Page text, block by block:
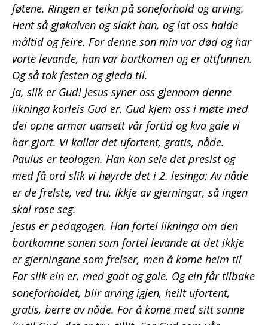
føtene. Ringen er teikn på soneforhold og arving.
Hent så gjøkalven og slakt han, og lat oss halde
måltid og feire. For denne son min var død og har
vorte levande, han var bortkomen og er attfunnen.
Og så tok festen og gleda til.
Ja, slik er Gud! Jesus syner oss gjennom denne
likninga korleis Gud er. Gud kjem oss i møte med
dei opne armar uansett vår fortid og kva gale vi
har gjort. Vi kallar det ufortent, gratis, nåde.
Paulus er teologen. Han kan seie det presist og
med få ord slik vi høyrde det i 2. lesinga: Av nåde
er de frelste, ved tru. Ikkje av gjerningar, så ingen
skal rose seg.
Jesus er pedagogen. Han fortel likninga om den
bortkomne sonen som fortel levande at det ikkje
er gjerningane som frelser, men å kome heim til
Far slik ein er, med godt og gale. Og ein får tilbake
soneforholdet, blir arving igjen, heilt ufortent,
gratis, berre av nåde. For å kome med sitt sanne